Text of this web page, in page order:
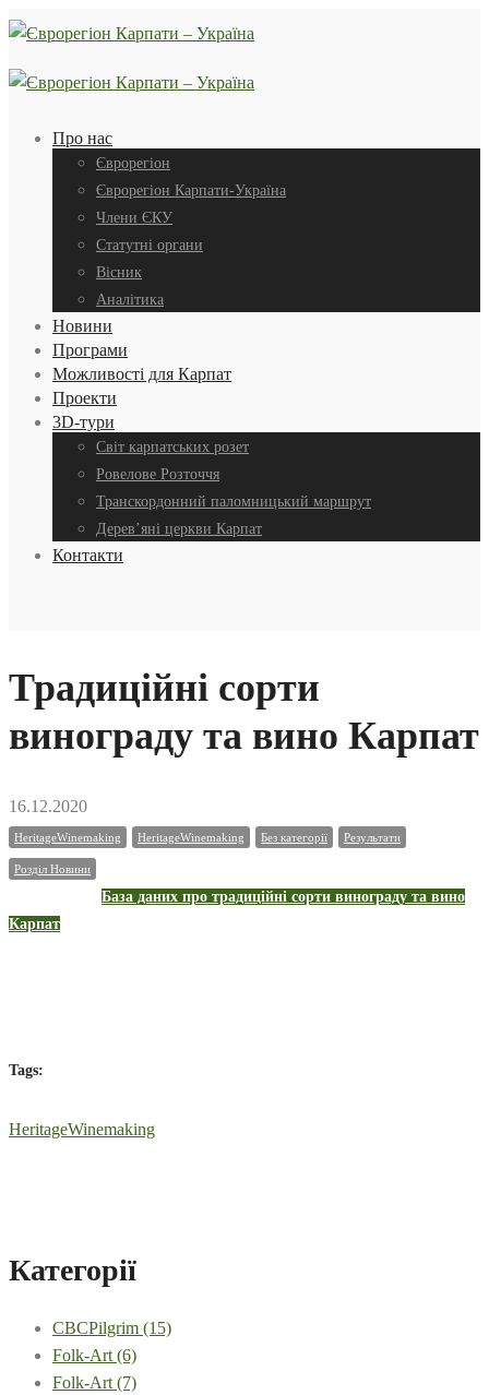
Про нас
Єврорегіон
Єврорегіон Карпати-Україна
Члени ЄКУ
Статутні органи
Вісник
Аналітика
Новини
Програми
Можливості для Карпат
Проекти
3D-тури
Світ карпатських розет
Ровелове Розточчя
Транскордонний паломницький маршрут
Дерев’яні церкви Карпат
Контакти
Традиційні сорти
винограду та вино Карпат
16.12.2020
HeritageWinemaking HeritageWinemaking Без категорії Результати
Розділ Новини
База даних про традиційні сорти винограду та вино
Карпат
Tags:
HeritageWinemaking
Категорії
CBCPilgrim (15)
Folk-Art (6)
Folk-Art (7)